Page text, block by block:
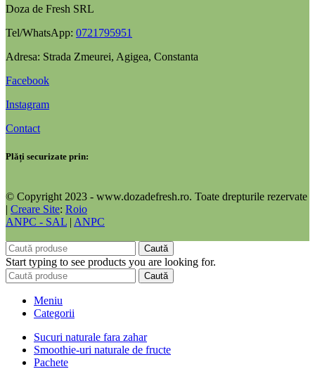
Doza de Fresh SRL
Tel/WhatsApp: 0721795951
Adresa: Strada Zmeurei, Agigea, Constanta
Facebook
Instagram
Contact
Plăți securizate prin:
© Copyright 2023 - www.dozadefresh.ro. Toate drepturile rezervate
| Creare Site: Roio
ANPC - SAL | ANPC
Caută
Start typing to see products you are looking for.
Caută
Meniu
Categorii
Sucuri naturale fara zahar
Smoothie-uri naturale de fructe
Pachete